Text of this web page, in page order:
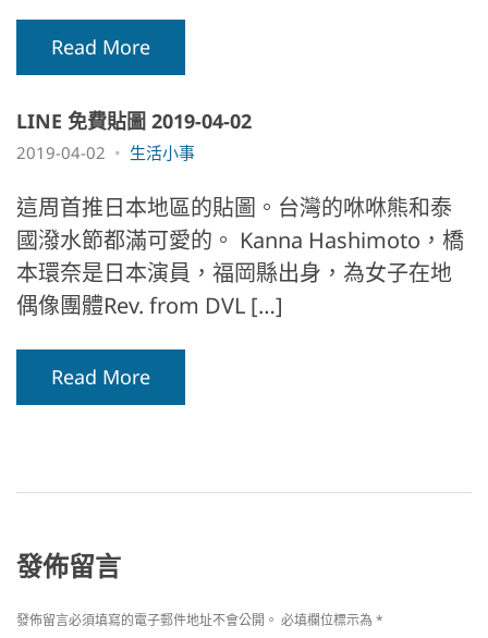
Read More
LINE 免費貼圖 2019-04-02
2019-04-02 生活小事
這周首推日本地區的貼圖。台灣的咻咻熊和泰
國潑水節都滿可愛的。 Kanna Hashimoto，橋
本環奈是日本演員，福岡縣出身，為女子在地
偶像團體Rev. from DVL […]
Read More
發佈留言
發佈留言必須填寫的電子郵件地址不會公開。 必填欄位標示為 *